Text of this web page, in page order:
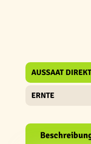
AUSSAAT
ERNTE